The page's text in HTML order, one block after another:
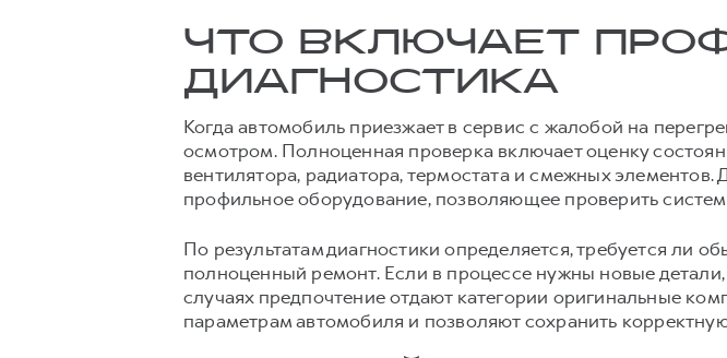
ЧТО ВКЛЮЧАЕТ
ДИАГНОСТИКА
Когда автомобиль приезжает в сервис с жалобой на
осмотром. Полноценная проверка включает оценку
вентилятора, радиатора, термостата и смежных
профильное оборудование, позволяющее проверить
По результатам диагностики определяется, требуется ли
полноценный ремонт. Если в процессе нужны новые
случаях предпочтение отдают категории оригинальные
параметрам автомобиля и позволяют сохранить